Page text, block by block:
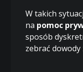
W takich
na pomoc
sposób
zebrać dowody